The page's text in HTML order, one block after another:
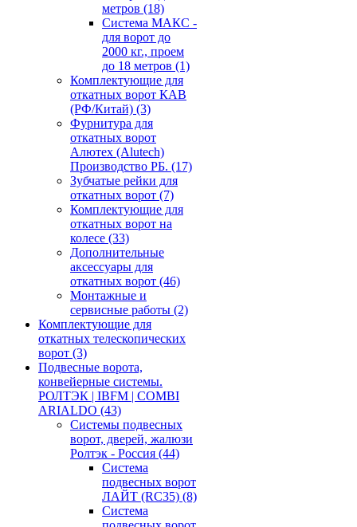
метров (18)
Система МАКС -
для ворот до
2000 кг., проем
до 18 метров (1)
Комплектующие для
откатных ворот КАВ
(РФ/Китай) (3)
Фурнитура для
откатных ворот
Алютех (Alutech)
Производство РБ. (17)
Зубчатые рейки для
откатных ворот (7)
Комплектующие для
откатных ворот на
колесе (33)
Дополнительные
аксессуары для
откатных ворот (46)
Монтажные и
сервисные работы (2)
Комплектующие для
откатных телескопических
ворот (3)
Подвесные ворота,
конвейерные системы.
РОЛТЭК | IBFM | COMBI
ARIALDO (43)
Системы подвесных
ворот, дверей, жалюзи
Ролтэк - Россия (44)
Система
подвесных ворот
ЛАЙТ (RC35) (8)
Система